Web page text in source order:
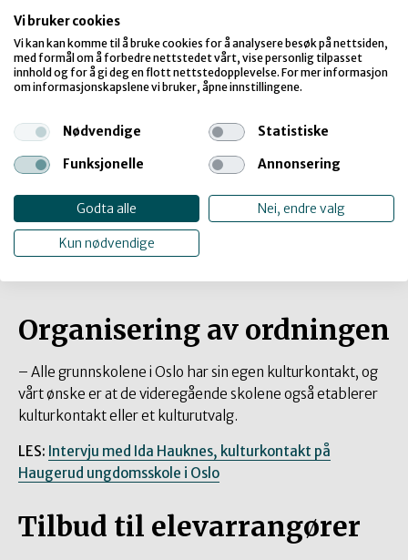
funksjon i skolen slik samlingsstyrer er det, med
kompensert tid gjennom nedslag i timer eller ekstra
betalt.
Vi ser at der ordningen er godt forankret i
ledelsen, fungerer kulturkontakten bedre i
sin rolle.
Kristin Falck
Organisering av ordningen
– Alle grunnskolene i Oslo har sin egen kulturkontakt, og
vårt ønske er at de videregående skolene også etablerer
kulturkontakt eller et kulturutvalg.
LES: Intervju med Ida Hauknes, kulturkontakt på
Haugerud ungdomsskole i Oslo
Tilbud til elevarrangører
Vi bruker cookies
Vi kan kan komme til å bruke cookies for å analysere besøk på nettsiden,
med formål om å forbedre nettstedet vårt, vise personlig tilpasset
innhold og for å gi deg en flott nettstedopplevelse. For mer informasjon
om informasjonskapslene vi bruker, åpne innstillingene.
Nødvendige
Statistiske
Funksjonelle
Annonsering
Godta alle Nei, endre valg
Kun nødvendige